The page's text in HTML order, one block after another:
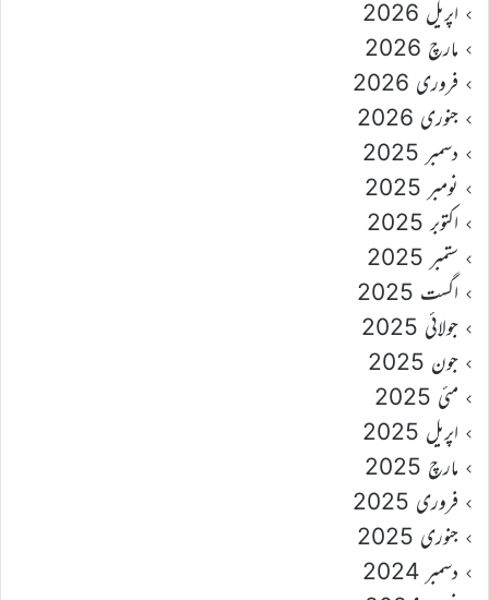
اپریل 2026
مارچ 2026
فروری 2026
جنوری 2026
دسمبر 2025
نومبر 2025
اکتوبر 2025
ستمبر 2025
اگست 2025
جولائی 2025
جون 2025
مئی 2025
اپریل 2025
مارچ 2025
فروری 2025
جنوری 2025
دسمبر 2024